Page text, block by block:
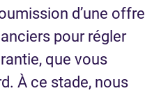
d’une offre
pour régler
que vous
À ce stade, nous